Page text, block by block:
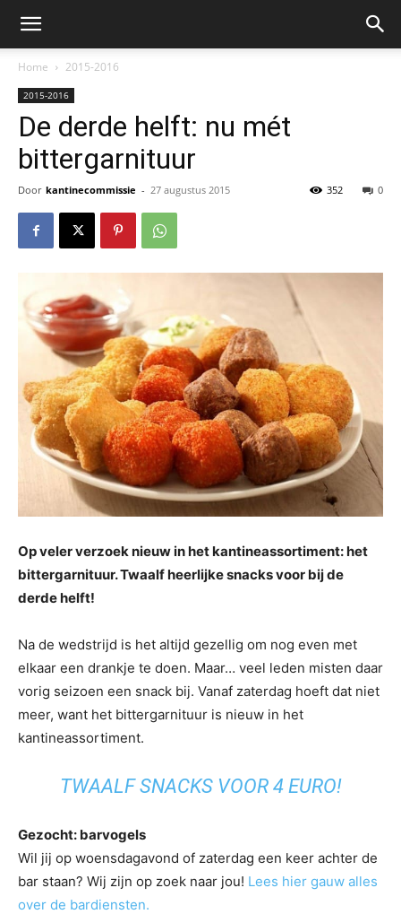
Home 2015-2016
2015-2016
De derde helft: nu mét
bittergarnituur
Door kantinecommissie - 27 augustus 2015 0
352
Op veler verzoek nieuw in het kantineassortiment: het
bittergarnituur. Twaalf heerlijke snacks voor bij de
derde helft!
Na de wedstrijd is het altijd gezellig om nog even met
elkaar een drankje te doen. Maar… veel leden misten daar
vorig seizoen een snack bij. Vanaf zaterdag hoeft dat niet
meer, want het bittergarnituur is nieuw in het
kantineassortiment.
TWAALF SNACKS VOOR 4 EURO!
Gezocht: barvogels
Wil jij op woensdagavond of zaterdag een keer achter de
bar staan? Wij zijn op zoek naar jou! Lees hier gauw alles
over de bardiensten.